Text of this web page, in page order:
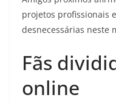
projetos profissionais
desnecessárias neste
Fãs
online